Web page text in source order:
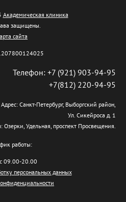
Академическая клиника
защищены.
сайта
Телефон: +7 (921) 903-94-95
+7(812) 220-94-95
Адрес: Санкт-Петербург, Выборгский район,
Ул. Сикейроса д. 1
Озерки, Удельная, проспект Просвещения.
работы:
09.00-20.00
персональных данных